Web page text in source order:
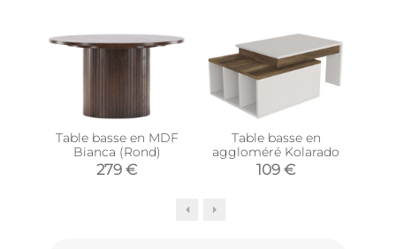
Table basse en MDF
Bianca (Rond)
279 €
Table basse en
aggloméré Kolarado
109 €